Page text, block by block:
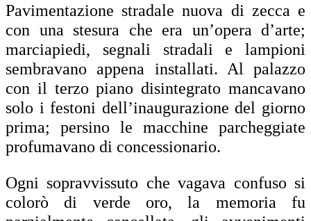
Pavimentazione stradale nuova di zecca e
con una stesura che era un’opera d’arte;
marciapiedi, segnali stradali e lampioni
sembravano appena installati. Al palazzo
con il terzo piano disintegrato mancavano
solo i festoni dell’inaugurazione del giorno
prima; persino le macchine parcheggiate
profumavano di concessionario.
Ogni sopravvissuto che vagava confuso si
colorò di verde oro, la memoria fu